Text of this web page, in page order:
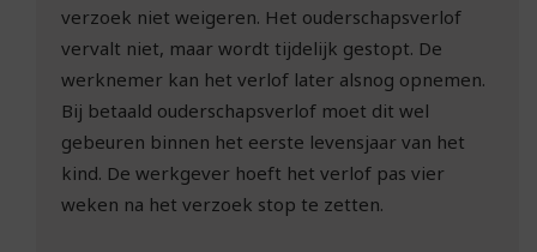
verzoek niet weigeren. Het ouderschapsverlof
vervalt niet, maar wordt tijdelijk gestopt. De
werknemer kan het verlof later alsnog opnemen.
Bij betaald ouderschapsverlof moet dit wel
gebeuren binnen het eerste levensjaar van het
kind. De werkgever hoeft het verlof pas vier
weken na het verzoek stop te zetten.